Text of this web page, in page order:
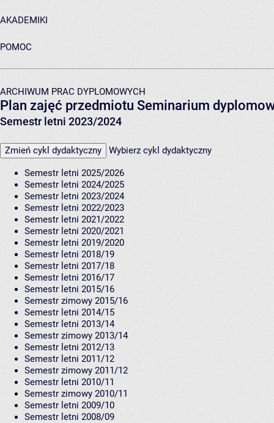
AKADEMIKI
POMOC
ARCHIWUM PRAC DYPLOMOWYCH
Plan zajęć przedmiotu Seminarium
Semestr letni 2023/2024
Zmień cykl dydaktyczny Wybierz cykl dydaktyczny
Semestr letni 2025/2026
Semestr letni 2024/2025
Semestr letni 2023/2024
Semestr letni 2022/2023
Semestr letni 2021/2022
Semestr letni 2020/2021
Semestr letni 2019/2020
Semestr letni 2018/19
Semestr letni 2017/18
Semestr letni 2016/17
Semestr letni 2015/16
Semestr zimowy 2015/16
Semestr letni 2014/15
Semestr letni 2013/14
Semestr zimowy 2013/14
Semestr letni 2012/13
Semestr letni 2011/12
Semestr zimowy 2011/12
Semestr letni 2010/11
Semestr zimowy 2010/11
Semestr letni 2009/10
Semestr letni 2008/09